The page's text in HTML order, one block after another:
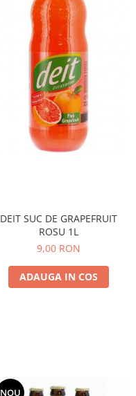
DEIT SUC DE GRAPEFRUIT
ROSU 1L
9,00 RON
ADAUGA IN COS
NOU